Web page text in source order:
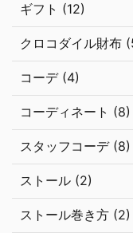
ギフト (12)
クロコダイル財布
コーデ (4)
コーディネート (8)
スタッフコーデ (8)
ストール (2)
ストール巻き方 (2)